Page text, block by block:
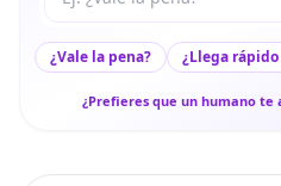
¿Vale la pena? ¿Llega
¿Prefieres que un humano te